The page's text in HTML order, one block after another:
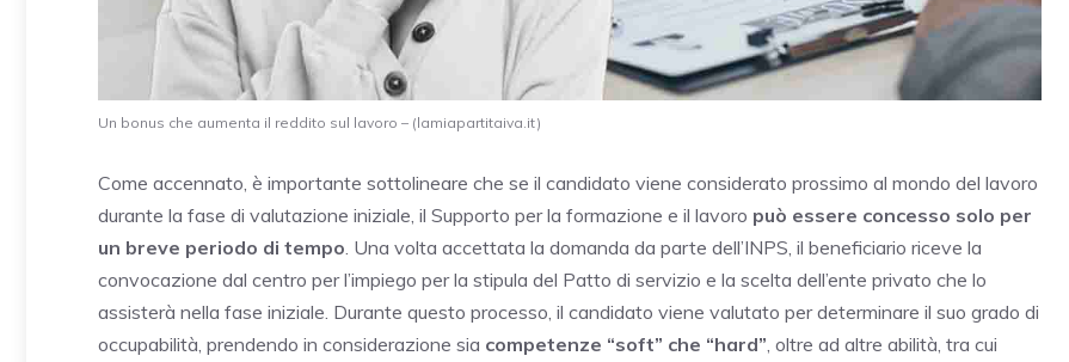
Un bonus che aumenta il reddito sul lavoro – (lamiapartitaiva.it)
Come accennato, è importante sottolineare che se il candidato viene considerato prossimo al mondo del lavoro
durante la fase di valutazione iniziale, il Supporto per la formazione e il lavoro può essere concesso solo per
un breve periodo di tempo. Una volta accettata la domanda da parte dell’INPS, il beneficiario riceve la
convocazione dal centro per l’impiego per la stipula del Patto di servizio e la scelta dell’ente privato che lo
assisterà nella fase iniziale. Durante questo processo, il candidato viene valutato per determinare il suo grado di
occupabilità, prendendo in considerazione sia competenze “soft” che “hard”, oltre ad altre abilità, tra cui